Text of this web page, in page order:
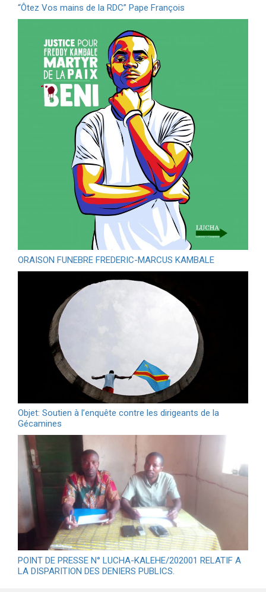
“Ôtez Vos mains de la RDC” Pape François
ORAISON FUNEBRE FREDERIC-MARCUS KAMBALE
Objet: Soutien à l’enquête contre les dirigeants de la
Gécamines
POINT DE PRESSE N° LUCHA-KALEHE/202001 RELATIF A
LA DISPARITION DES DENIERS PUBLICS.